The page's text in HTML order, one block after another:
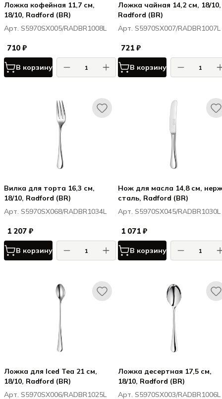
Ложка кофейная 11,7 см,
18/10, Radford (BR)
Арт. S5970SX005/RADBR1008L
710 ₽
В корзину
Ложка чайная 14,2 см, 18/10,
Radford (BR)
Арт. S5970SX007/RADBR1007L
721 ₽
В корзину
Вилка для торта 16,3 см,
18/10, Radford (BR)
Арт. S5970SX068/RADBR1034L
1 207 ₽
В корзину
Нож для масла 14,8 см,
сталь, Radford (BR)
Арт. S5970SX045/RADBR1030L
1 071 ₽
В корзину
Ложка для Iced Tea 21 см,
18/10, Radford (BR)
Арт. S5970SX006/RADBR1025L
Ложка десертная 17,5 см,
18/10, Radford (BR)
Арт. S5970SX003/RADBR1006L